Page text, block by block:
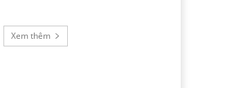
Xem thêm